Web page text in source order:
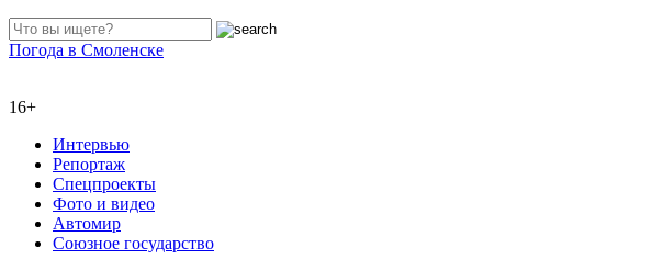
Погода в Смоленске
16+
Интервью
Репортаж
Спецпроекты
Фото и видео
Автомир
Союзное государство